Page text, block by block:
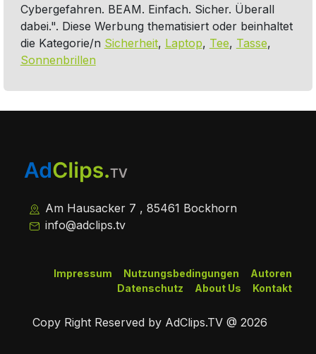
Cybergefahren. BEAM. Einfach. Sicher. Überall
dabei.". Diese Werbung thematisiert oder beinhaltet
die Kategorie/n Sicherheit, Laptop, Tee, Tasse,
Sonnenbrillen
Am Hausacker 7 , 85461 Bockhorn
info@adclips.tv
Autoren
Nutzungsbedingungen
Impressum
Kontakt
About Us
Datenschutz
Copy Right Reserved by AdClips.TV @ 2026